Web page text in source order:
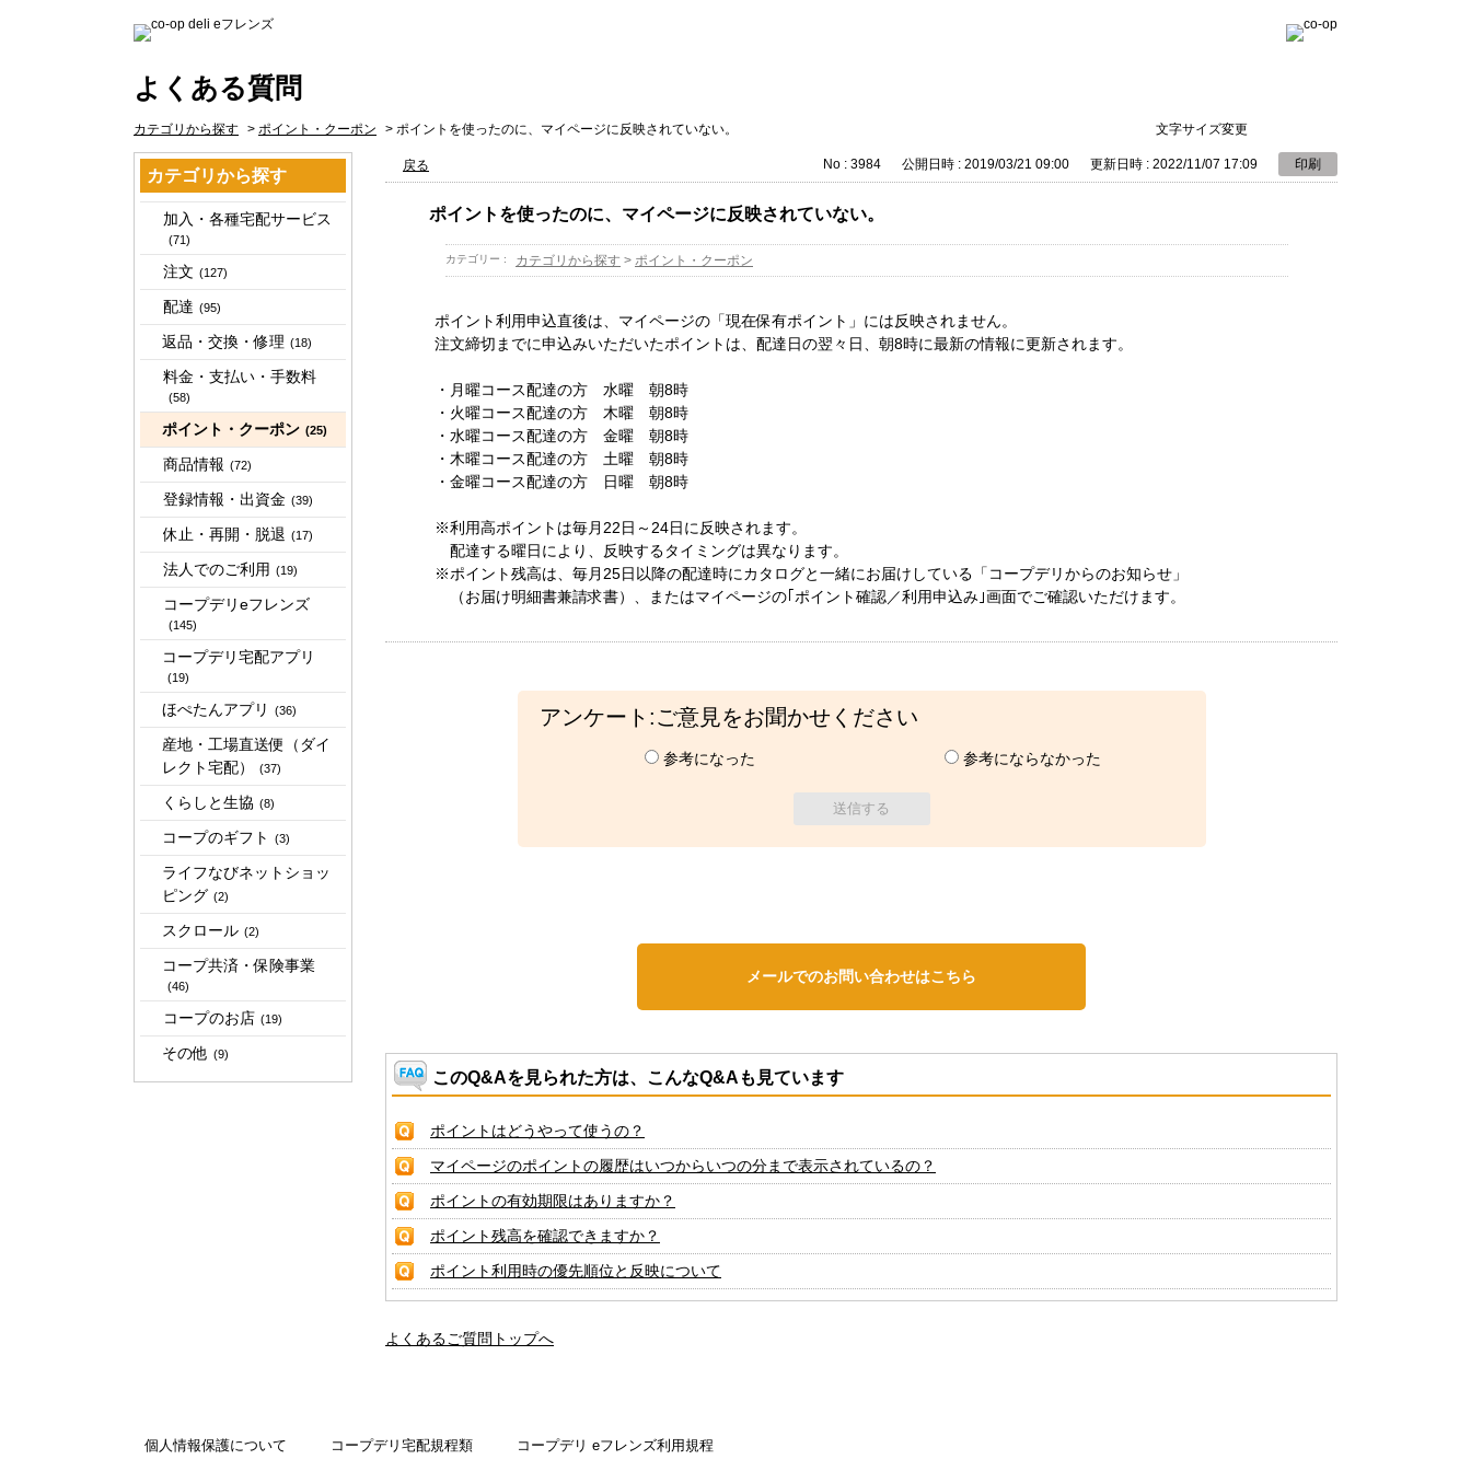
よくある質問
文字サイズ変更
カテゴリから探す > ポイント・クーポン > ポイントを使ったのに、マイページに反映されていない。
カテゴリから探す
加入・各種宅配サービス
(71)
注文 (127)
配達 (95)
返品・交換・修理 (18)
料金・支払い・手数料
(58)
ポイント・クーポン (25)
商品情報 (72)
登録情報・出資金 (39)
休止・再開・脱退 (17)
法人でのご利用 (19)
コープデリeフレンズ
(145)
コープデリ宅配アプリ
(19)
ほぺたんアプリ (36)
産地・工場直送便（ダイ
レクト宅配）
(37)
くらしと生協 (8)
コープのギフト (3)
ライフなびネットショッ
ピング (2)
スクロール (2)
コープ共済・保険事業
(46)
コープのお店 (19)
その他 (9)
戻る No : 3984 公開日時 : 2019/03/21 09:00 更新日時 : 2022/11/07 17:09 印刷
ポイントを使ったのに、マイページに反映されていない。
カテゴリー : カテゴリから探す > ポイント・クーポン
ポイント利用申込直後は、マイページの「現在保有ポイント」には反映されません。
注文締切までに申込みいただいたポイントは、配達日の翌々日、朝8時に最新の情報に更新されます。
・月曜コース配達の方 水曜 朝8時
・火曜コース配達の方 木曜 朝8時
・水曜コース配達の方 金曜 朝8時
・木曜コース配達の方 土曜 朝8時
・金曜コース配達の方 日曜 朝8時
※利用高ポイントは毎月22日～24日に反映されます。
配達する曜日により、反映するタイミングは異なります。
※ポイント残高は、毎月25日以降の配達時にカタログと一緒にお届けしている「コープデリからのお知らせ」
（お届け明細書兼請求書）、またはマイページの｢ポイント確認／利用申込み｣画面でご確認いただけます。
アンケート:ご意見をお聞かせください
参考になった 参考にならなかった
メールでのお問い合わせはこちら
このQ&Aを見られた方は、こんなQ&Aも見ています
ポイントはどうやって使うの？
マイページのポイントの履歴はいつからいつの分まで表示されているの？
ポイントの有効期限はありますか？
ポイント残高を確認できますか？
ポイント利用時の優先順位と反映について
よくあるご質問トップへ
個人情報保護について コープデリ宅配規程類 コープデリ eフレンズ利用規程